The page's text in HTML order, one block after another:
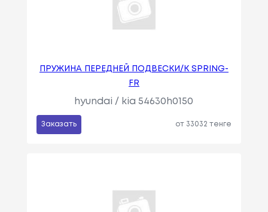
ПРУЖИНА ПЕРЕДНЕЙ ПОДВЕСКИ/K SPRING-
FR
hyundai / kia 54630h0150
Заказать от 33032 тенге